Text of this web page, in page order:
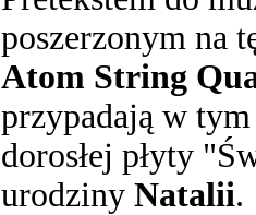
poszerzonym na
Atom String
przypadają w
dorosłej płyty
urodziny Natalii.